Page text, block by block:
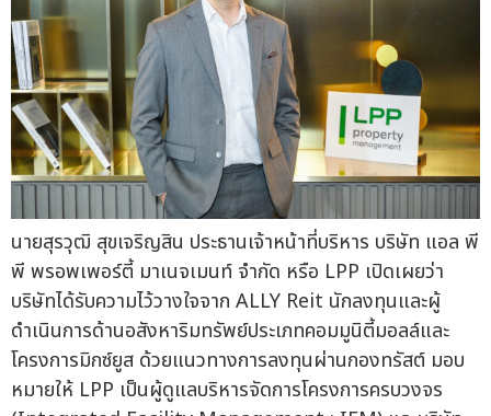
นายสุรวุฒิ สุขเจริญสิน ประธานเจ้าหน้าที่บริหาร บริษัท แอล พี
พี พรอพเพอร์ตี้ มาเนจเมนท์ จำกัด หรือ LPP เปิดเผยว่า
บริษัทได้รับความไว้วางใจจาก ALLY Reit นักลงทุนและผู้
ดำเนินการด้านอสังหาริมทรัพย์ประเภทคอมมูนิตี้มอลล์และ
โครงการมิกซ์ยูส ด้วยแนวทางการลงทุนผ่านกองทรัสต์ มอบ
หมายให้ LPP เป็นผู้ดูแลบริหารจัดการโครงการครบวงจร